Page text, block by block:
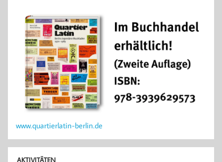
www.quartierlatin-berlin.de
AKTIVITÄTEN